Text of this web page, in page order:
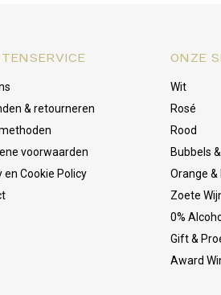
& retourneren
voorwaarden
en Cookie Policy
ONZE
Wit
Rosé
Rood
Bubbels
Orange &
Zoete
0%
Gift &
Award